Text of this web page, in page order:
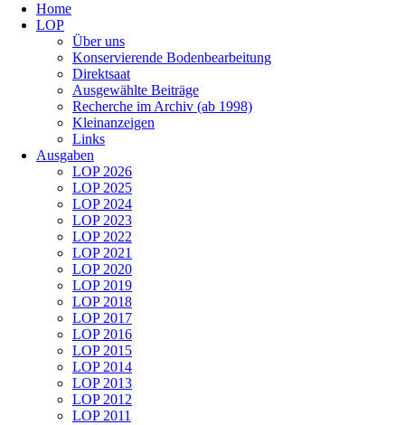
überspringen
Home
LOP
Über uns
Konservierende Bodenbearbeitung
Direktsaat
Ausgewählte Beiträge
Recherche im Archiv (ab 1998)
Kleinanzeigen
Links
Ausgaben
LOP 2026
LOP 2025
LOP 2024
LOP 2023
LOP 2022
LOP 2021
LOP 2020
LOP 2019
LOP 2018
LOP 2017
LOP 2016
LOP 2015
LOP 2014
LOP 2013
LOP 2012
LOP 2011